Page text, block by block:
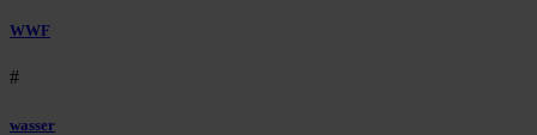
WWF
#
wasser